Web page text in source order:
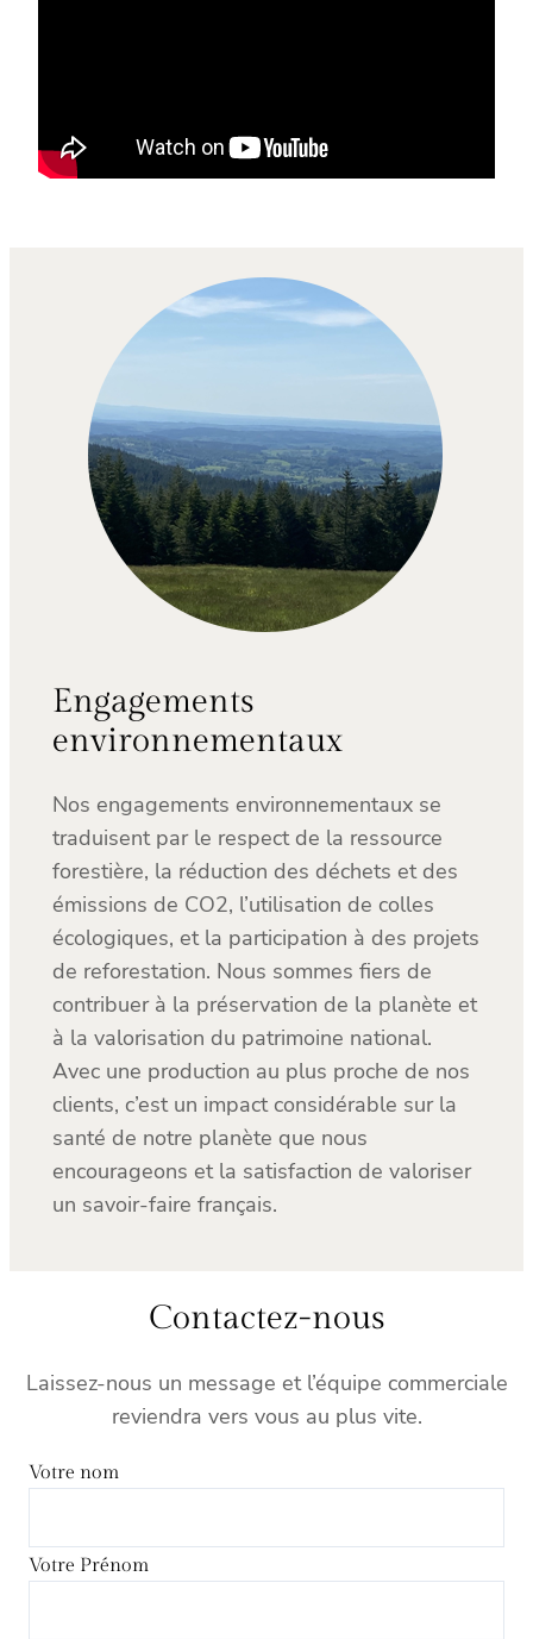
Engagements
environnementaux
Nos engagements environnementaux se
traduisent par le respect de la ressource
forestière, la réduction des déchets et des
émissions de CO2, l’utilisation de colles
écologiques, et la participation à des projets
de reforestation. Nous sommes fiers de
contribuer à la préservation de la planète et
à la valorisation du patrimoine national.
Avec une production au plus proche de nos
clients, c’est un impact considérable sur la
santé de notre planète que nous
encourageons et la satisfaction de valoriser
un savoir-faire français.
Contactez-nous
Laissez-nous un message et l’équipe commerciale
reviendra vers vous au plus vite.
Votre nom
Votre Prénom